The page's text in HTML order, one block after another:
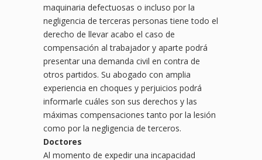
maquinaria defectuosas o incluso por la
negligencia de terceras personas tiene todo el
derecho de llevar acabo el caso de
compensación al trabajador y aparte podrá
presentar una demanda civil en contra de
otros partidos. Su abogado con amplia
experiencia en choques y perjuicios podrá
informarle cuáles son sus derechos y las
máximas compensaciones tanto por la lesión
como por la negligencia de terceros.
Doctores
Al momento de expedir una incapacidad